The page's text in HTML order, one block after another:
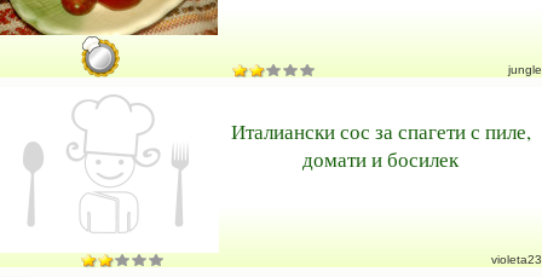
jungle
Италиански сос за спагети с пиле,
домати и босилек
violeta23